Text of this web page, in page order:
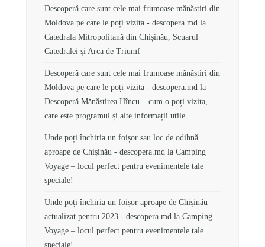
Descoperă care sunt cele mai frumoase mănăstiri din
Moldova pe care le poți vizita - descopera.md la
Catedrala Mitropolitană din Chișinău, Scuarul
Catedralei și Arca de Triumf
Descoperă care sunt cele mai frumoase mănăstiri din
Moldova pe care le poți vizita - descopera.md la
Descoperă Mănăstirea Hîncu – cum o poți vizita,
care este programul și alte informații utile
Unde poți închiria un foișor sau loc de odihnă
aproape de Chișinău - descopera.md la Camping
Voyage – locul perfect pentru evenimentele tale
speciale!
Unde poți închiria un foișor aproape de Chișinău -
actualizat pentru 2023 - descopera.md la Camping
Voyage – locul perfect pentru evenimentele tale
speciale!